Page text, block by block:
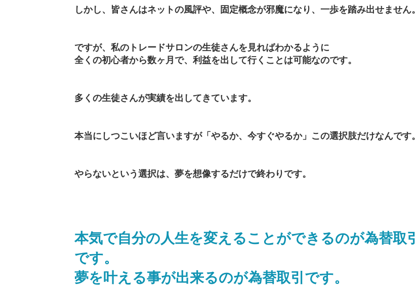
しかし、皆さんはネットの風評や、固定概念が邪魔になり、一歩を踏み出せません。
ですが、私のトレードサロンの生徒さんを見ればわかるように
全くの初心者から数ヶ月で、利益を出して行くことは可能なのです。
多くの生徒さんが実績を出してきています。
本当にしつこいほど言いますが「やるか、今すぐやるか」この選択肢だけなんです。
やらないという選択は、夢を想像するだけで終わりです。
本気で自分の人生を変えることができるのが為替取引
です。
夢を叶える事が出来るのが為替取引です。